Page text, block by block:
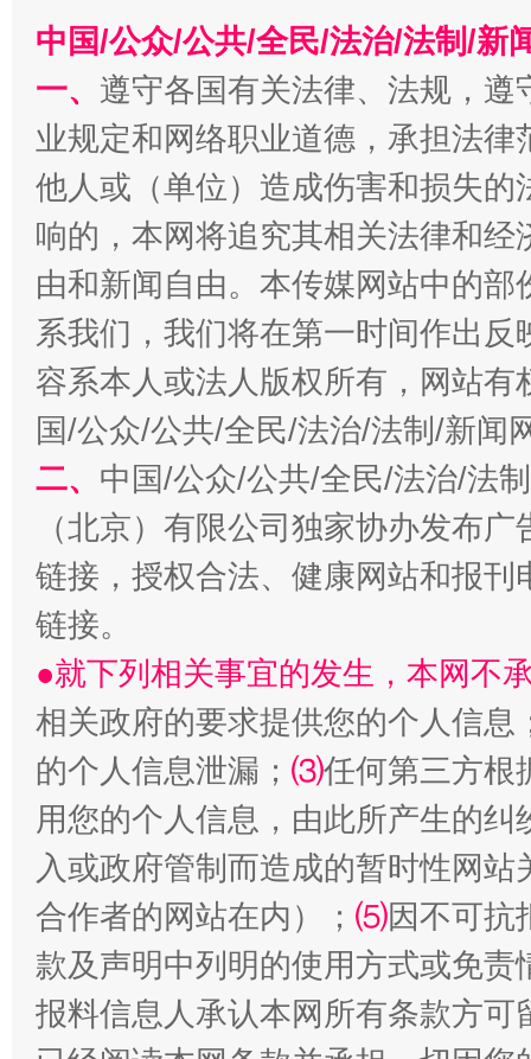
揭开“小金库”的免责幌子
全民健身五年计划来了！等你上场
中国/公众/公共/全民/法治/法制/新
一、 遵守各国有关法律、法规，
业规定和网络职业道德，承担法
他人或（单位）造成伤害和损失
响的，本网将追究其相关法律和
由和新闻自由。本传媒网站中的
系我们，我们将在第一时间作出
容系本人或法人版权所有，网站
国/公众/公共/全民/法治/法制/新闻
二、 中国/公众/公共/全民/法治/法
（北京）有限公司独家协办发布
链接，授权合法、健康网站和报
链接。
●就下列相关事宜的发生，本网不
相关政府的要求提供您的个人信息
的个人信息泄漏； ⑶任何第三方根
用您的个人信息，由此所产生的纠
入或政府管制而造成的暂时性网
合作者的网站在内）； ⑸因不可抗
款及声明中列明的使用方式或免责
报料信息人承认本网所有条款方